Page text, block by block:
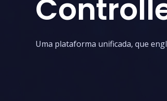
Uma plataforma unificada, que